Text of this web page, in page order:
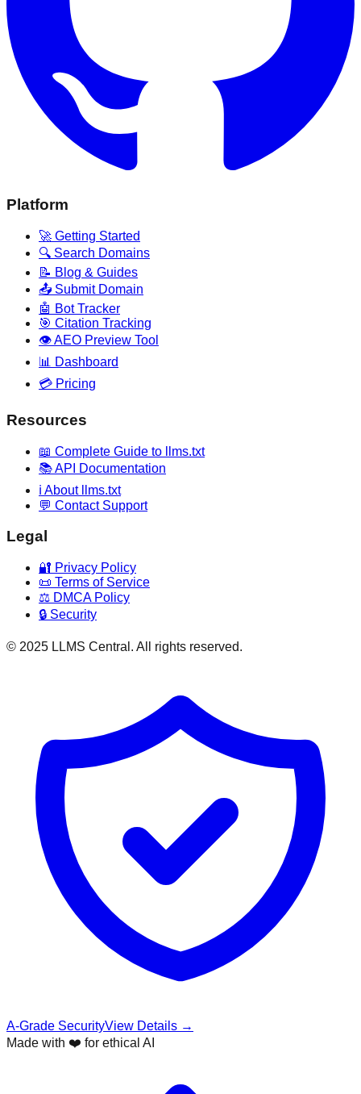
Platform
🚀 Getting Started
🔍 Search Domains
📝 Blog & Guides
📤 Submit Domain
🤖 Bot Tracker
🎯 Citation Tracking
👁️ AEO Preview Tool
📊 Dashboard
💳 Pricing
Resources
📖 Complete Guide to llms.txt
📚 API Documentation
ℹ️ About llms.txt
💬 Contact Support
Legal
🔐 Privacy Policy
📜 Terms of Service
⚖️ DMCA Policy
🔒 Security
© 2025 LLMS Central. All rights reserved.
A-Grade SecurityView Details →
Made with ❤️ for ethical AI